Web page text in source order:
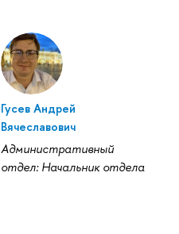
Гусев Андрей
Вячеславович
Административный
отдел: Начальник отдела